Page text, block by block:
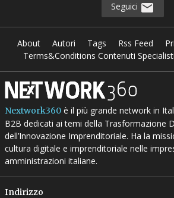
Seguici
About Autori Tags Rss Feed
Terms&Conditions Contenuti
Nextwork360è il più grande network in
B2B dedicati ai temi della Trasformazione
dell’Innovazione Imprenditoriale. Ha la
cultura digitale e imprenditoriale nelle
amministrazioni italiane.
Indirizzo